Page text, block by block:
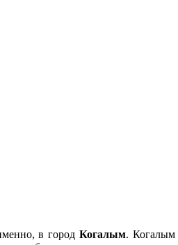
в городКогалым. Когалым